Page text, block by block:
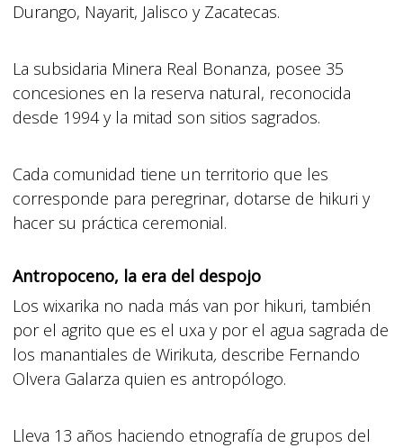
Durango, Nayarit, Jalisco y Zacatecas.
La subsidaria Minera Real Bonanza, posee 35
concesiones en la reserva natural, reconocida
desde 1994 y la mitad son sitios sagrados.
Cada comunidad tiene un territorio que les
corresponde para peregrinar, dotarse de hikuri y
hacer su práctica ceremonial.
Antropoceno, la era del despojo
Los wixarika no nada más van por hikuri, también
por el agrito que es el uxa y por el agua sagrada de
los manantiales de Wirikuta, describe Fernando
Olvera Galarza quien es antropólogo.
Lleva 13 años haciendo etnografía de grupos del